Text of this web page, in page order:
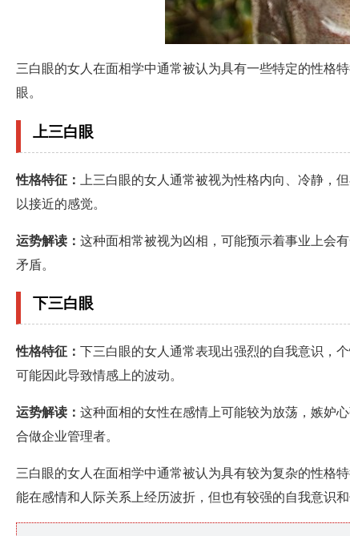
三白眼的女人在面相学中通常被认为具有一些特定的性格
眼。
上三白眼
性格特征：
上三白眼的女人通常被视为性格内向、冷静，
以接近的感觉。
运势解读： 这种面相常被视为凶相，可能预示着事业上会
矛盾。
下三白眼
性格特征： 下三白眼的女人通常表现出强烈的自我意识，
可能因此导致情感上的波动。
运势解读： 这种面相的女性在感情上可能较为放荡，嫉妒
合做企业管理者。
三白眼的女人在面相学中通常被认为具有较为复杂的性格
能在感情和人际关系上经历波折，但也有较强的自我意识和